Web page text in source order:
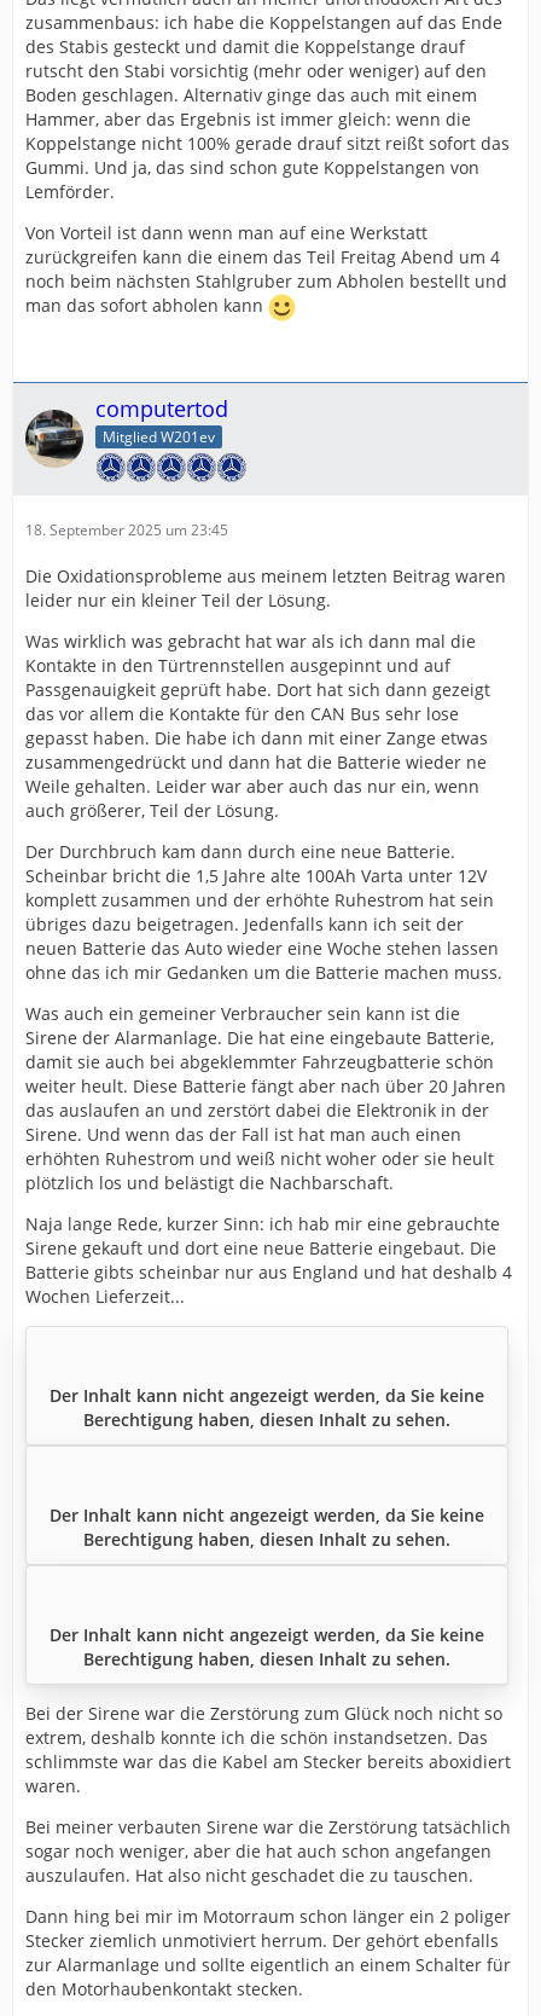
zusammenbaus: ich habe die Koppelstangen auf das Ende
des Stabis gesteckt und damit die Koppelstange drauf
rutscht den Stabi vorsichtig (mehr oder weniger) auf den
Boden geschlagen. Alternativ ginge das auch mit einem
Hammer, aber das Ergebnis ist immer gleich: wenn die
Koppelstange nicht 100% gerade drauf sitzt reißt sofort das
Gummi. Und ja, das sind schon gute Koppelstangen von
Lemförder.
Von Vorteil ist dann wenn man auf eine Werkstatt
zurückgreifen kann die einem das Teil Freitag Abend um 4
noch beim nächsten Stahlgruber zum Abholen bestellt und
man das sofort abholen kann
computertod
Mitglied W201ev
18. September 2025 um 23:45
Die Oxidationsprobleme aus meinem letzten Beitrag waren
leider nur ein kleiner Teil der Lösung.
Was wirklich was gebracht hat war als ich dann mal die
Kontakte in den Türtrennstellen ausgepinnt und auf
Passgenauigkeit geprüft habe. Dort hat sich dann gezeigt
das vor allem die Kontakte für den CAN Bus sehr lose
gepasst haben. Die habe ich dann mit einer Zange etwas
zusammengedrückt und dann hat die Batterie wieder ne
Weile gehalten. Leider war aber auch das nur ein, wenn
auch größerer, Teil der Lösung.
Der Durchbruch kam dann durch eine neue Batterie.
Scheinbar bricht die 1,5 Jahre alte 100Ah Varta unter 12V
komplett zusammen und der erhöhte Ruhestrom hat sein
übriges dazu beigetragen. Jedenfalls kann ich seit der
neuen Batterie das Auto wieder eine Woche stehen lassen
ohne das ich mir Gedanken um die Batterie machen muss.
Was auch ein gemeiner Verbraucher sein kann ist die
Sirene der Alarmanlage. Die hat eine eingebaute Batterie,
damit sie auch bei abgeklemmter Fahrzeugbatterie schön
weiter heult. Diese Batterie fängt aber nach über 20 Jahren
das auslaufen an und zerstört dabei die Elektronik in der
Sirene. Und wenn das der Fall ist hat man auch einen
erhöhten Ruhestrom und weiß nicht woher oder sie heult
plötzlich los und belästigt die Nachbarschaft.
Naja lange Rede, kurzer Sinn: ich hab mir eine gebrauchte
Sirene gekauft und dort eine neue Batterie eingebaut. Die
Batterie gibts scheinbar nur aus England und hat deshalb 4
Wochen Lieferzeit...
Der Inhalt kann nicht angezeigt werden, da Sie keine
Berechtigung haben, diesen Inhalt zu sehen.
Der Inhalt kann nicht angezeigt werden, da Sie keine
Berechtigung haben, diesen Inhalt zu sehen.
Der Inhalt kann nicht angezeigt werden, da Sie keine
Berechtigung haben, diesen Inhalt zu sehen.
Bei der Sirene war die Zerstörung zum Glück noch nicht so
extrem, deshalb konnte ich die schön instandsetzen. Das
schlimmste war das die Kabel am Stecker bereits aboxidiert
waren.
Bei meiner verbauten Sirene war die Zerstörung tatsächlich
sogar noch weniger, aber die hat auch schon angefangen
auszulaufen. Hat also nicht geschadet die zu tauschen.
Dann hing bei mir im Motorraum schon länger ein 2 poliger
Stecker ziemlich unmotiviert herrum. Der gehört ebenfalls
zur Alarmanlage und sollte eigentlich an einem Schalter für
den Motorhaubenkontakt stecken.